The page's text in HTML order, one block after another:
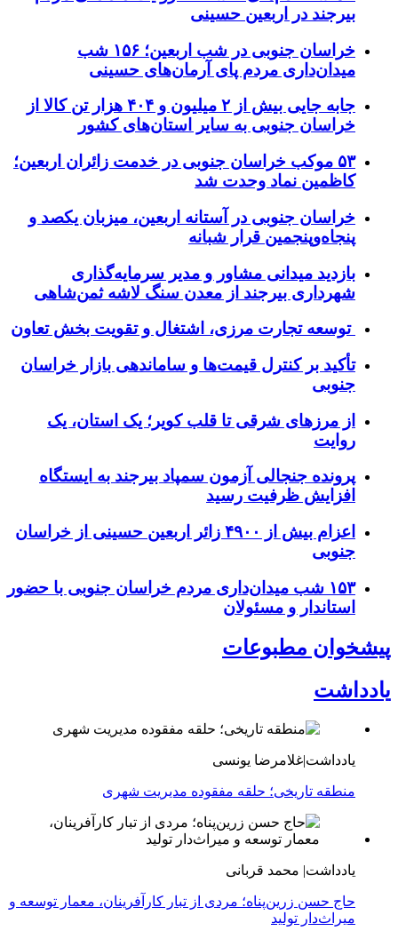
بیرجند در اربعین حسینی
خراسان جنوبی در شب اربعین؛ ۱۵۶ شب
میدان‌داری مردم پای آرمان‌های حسینی
جابه جایی بیش از ۲ میلیون و ۴۰۴ هزار تن کالا از
خراسان جنوبی به سایر استان‌های کشور
۵۳ موکب خراسان جنوبی در خدمت زائران اربعین؛
کاظمین نماد وحدت شد
خراسان جنوبی در آستانه اربعین، میزبان یکصد و
پنجاه‌وپنجمین قرار شبانه
بازدید میدانی مشاور و مدیر سرمایه‌گذاری
شهرداری بیرجند از معدن سنگ لاشه ثمن‌شاهی
توسعه تجارت مرزی، اشتغال و تقویت بخش تعاون
تأکید بر کنترل قیمت‌ها و ساماندهی بازار خراسان
جنوبی
از مرزهای شرقی تا قلب کویر؛ یک استان، یک
روایت
پرونده جنجالی آزمون سمپاد بیرجند به ایستگاه
افزایش ظرفیت رسید
اعزام بیش از ۴۹۰۰ زائر اربعین حسینی از خراسان
جنوبی
۱۵۳ شب میدان‌داری مردم خراسان جنوبی با حضور
استاندار و مسئولان
پیشخوان مطبوعات
یادداشت
یادداشت|غلامرضا یونسی
منطقه تاریخی؛ حلقه مفقوده مدیریت شهری
یادداشت| محمد قربانی
حاج حسن زرین‌پناه؛ مردی از تبار کارآفرینان، معمار توسعه و
میراث‌دار تولید